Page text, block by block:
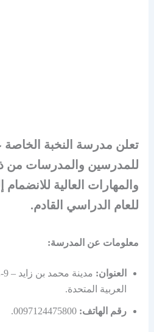
تعلن مدرسة النخبة
للمدرسين والمدرسات من
والمهارات العالية للانضمام
للعام الدراسي القادم.
معلومات عن المدرسة:
العنوان:
العربية المتحدة.
رقم الهاتف: